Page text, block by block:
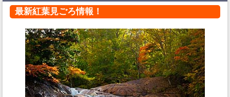
最新紅葉見ごろ情報！